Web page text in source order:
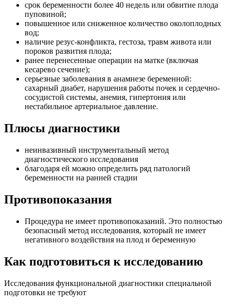
срок беременности более 40 недель или обвитие плода
пуповиной;
повышенное или сниженное количество околоплодных
вод;
наличие резус-конфликта, гестоза, травм живота или
пороков развития плода;
ранее перенесенные операции на матке (включая
кесарево сечение);
серьезные заболевания в анамнезе беременной:
сахарный диабет, нарушения работы почек и сердечно-
сосудистой системы, анемия, гипертония или
нестабильное артериальное давление.
Плюсы диагностики
неинвазивный инструментальный метод
диагностического исследования
благодаря ей можно определить ряд патологий
беременности на ранней стадии
Противопоказания
Процедура не имеет противопоказаний. Это полностью
безопасный метод исследования, который не имеет
негативного воздействия на плод и беременную
Как подготовиться к исследованию
Исследования функциональной диагностики специальной
подготовки не требуют